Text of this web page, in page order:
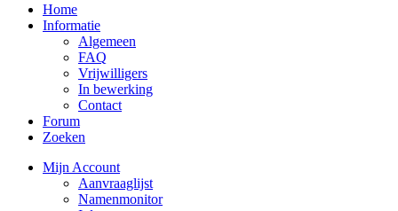
Home
Informatie
Algemeen
FAQ
Vrijwilligers
In bewerking
Contact
Forum
Zoeken
Mijn Account
Aanvraaglijst
Namenmonitor